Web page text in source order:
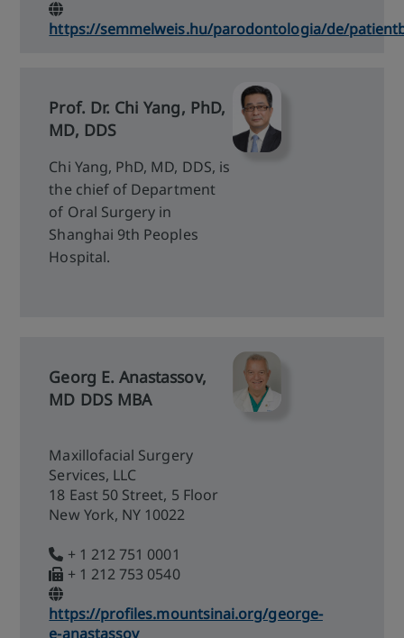
https://semmelweis.hu/parodontologia/de/
Prof. Dr. Chi Yang, PhD,
MD, DDS
Chi Yang, PhD, MD, DDS, is
the chief of Department
of Oral Surgery in
Shanghai 9th Peoples
Hospital.
Georg E. Anastassov,
MD DDS MBA
Maxillofacial Surgery
Services, LLC
18 East 50 Street, 5 Floor
New York, NY 10022
+ 1 212 751 0001
+ 1 212 753 0540
https://profiles.mountsinai.org/george-
e-anastassov